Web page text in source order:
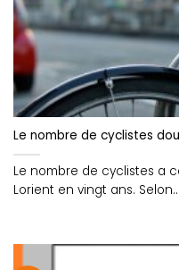
Le nombre de cyclistes
Le nombre de cyclistes a
Lorient en vingt ans.